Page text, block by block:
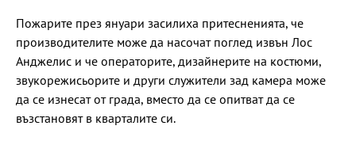
Пожарите през януари засилиха притесненията, че
производителите може да насочат поглед извън Лос
Анджелис и че операторите, дизайнерите на костюми,
звукорежисьорите и други служители зад камера може
да се изнесат от града, вместо да се опитват да се
възстановят в кварталите си.